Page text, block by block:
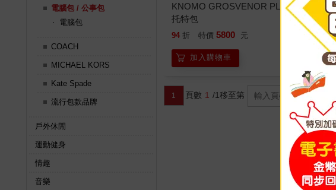
電腦包 / 公事包
電腦包
COACH
MICHAEL KORS
Kate Spade
流行包款品牌
戶外休閒
運動健身
情趣
音樂
KNOMO GROSVENOR PLACE 自信延
托特包
94 折 特價 5800 元
加入購物車
1 頁數 1 /1移至第 頁